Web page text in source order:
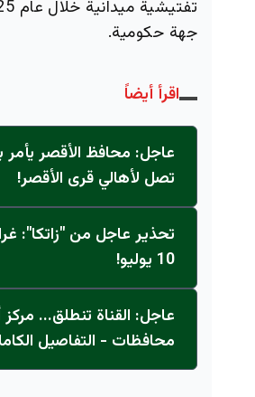
جهة حكومية.
اقرأ أيضاً
عاجل: محافظ الأقصر
تصل لأهالي قرى الأقصر!
تحذير عاجل من "زاتكا":
10 يوليو!
محافظات - التفاصيل